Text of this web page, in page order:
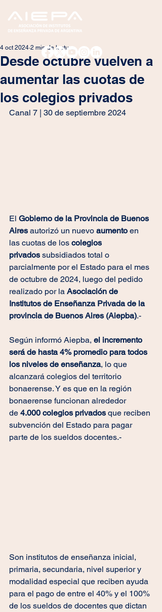
Desde octubre vuelven a
aumentar las cuotas de
los colegios privados
4 oct 2024 2 min de lectura
Canal 7 | 30 de septiembre 2024
El Gobierno de la Provincia de Buenos
Aires autorizó un nuevo aumento en
las cuotas de los colegios
privados subsidiados total o
parcialmente por el Estado para el mes
de octubre de 2024, luego del pedido
realizado por la Asociación de
Institutos de Enseñanza Privada de la
provincia de Buenos Aires (Aiepba).-
Según informó Aiepba, el incremento
será de hasta 4% promedio para todos
los niveles de enseñanza, lo que
alcanzará colegios del territorio
bonaerense. Y es que en la región
bonaerense funcionan alrededor
de 4.000 colegios privados que reciben
subvención del Estado para pagar
parte de los sueldos docentes.-
Son institutos de enseñanza inicial,
primaria, secundaria, nivel superior y
modalidad especial que reciben ayuda
para el pago de entre el 40% y el 100%
de los sueldos de docentes que dictan